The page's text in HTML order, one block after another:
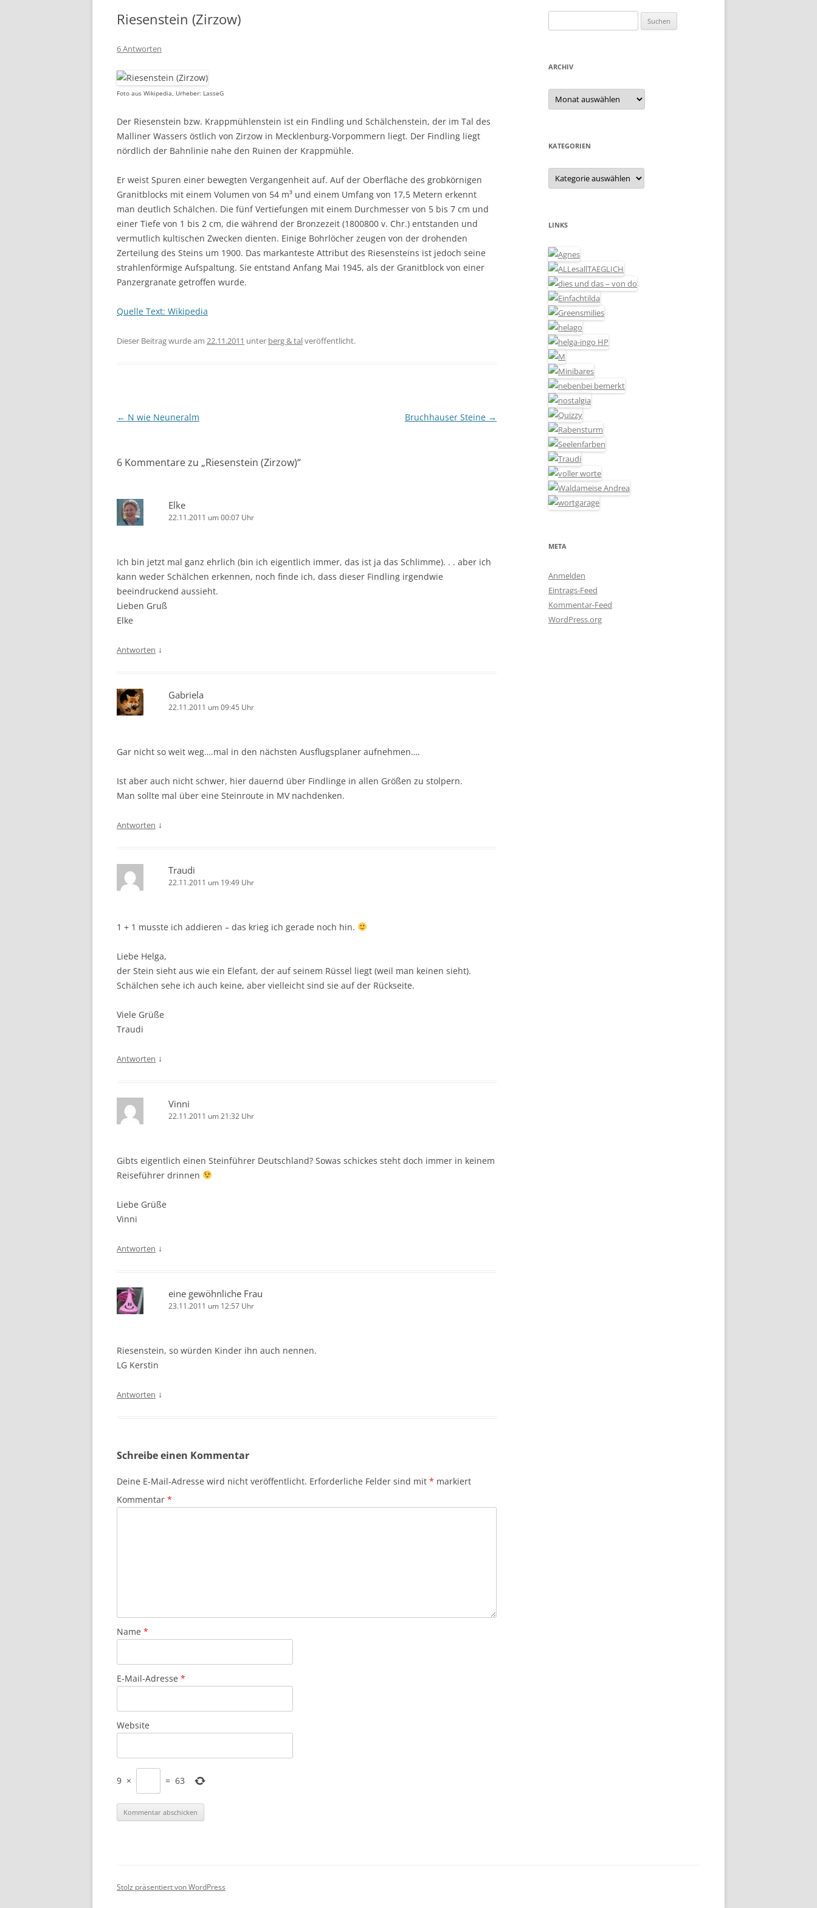
Riesenstein (Zirzow)
6 Antworten
Foto aus Wikipedia, Urheber: LasseG
Der Riesenstein bzw. Krappmühlenstein ist ein Findling und Schälchenstein, der im Tal des
Malliner Wassers östlich von Zirzow in Mecklenburg-Vorpommern liegt. Der Findling liegt
nördlich der Bahnlinie nahe den Ruinen der Krappmühle.
Er weist Spuren einer bewegten Vergangenheit auf. Auf der Oberfläche des grobkörnigen
Granitblocks mit einem Volumen von 54 m³ und einem Umfang von 17,5 Metern erkennt
man deutlich Schälchen. Die fünf Vertiefungen mit einem Durchmesser von 5 bis 7 cm und
einer Tiefe von 1 bis 2 cm, die während der Bronzezeit (1800800 v. Chr.) entstanden und
vermutlich kultischen Zwecken dienten. Einige Bohrlöcher zeugen von der drohenden
Zerteilung des Steins um 1900. Das markanteste Attribut des Riesensteins ist jedoch seine
strahlenförmige Aufspaltung. Sie entstand Anfang Mai 1945, als der Granitblock von einer
Panzergranate getroffen wurde.
Quelle Text: Wikipedia
Dieser Beitrag wurde am 22.11.2011 unter berg & talveröffentlicht.
Beitragsnavigation
← N wie Neuneralm Bruchhauser Steine →
6 Kommentare zu „Riesenstein (Zirzow)“
Elke
22.11.2011 um 00:07 Uhr
Ich bin jetzt mal ganz ehrlich (bin ich eigentlich immer, das ist ja das Schlimme). . . aber ich
kann weder Schälchen erkennen, noch finde ich, dass dieser Findling irgendwie
beeindruckend aussieht.
Lieben Gruß
Elke
Antworten ↓
Gabriela
22.11.2011 um 09:45 Uhr
Gar nicht so weit weg….mal in den nächsten Ausflugsplaner aufnehmen….
Ist aber auch nicht schwer, hier dauernd über Findlinge in allen Größen zu stolpern.
Man sollte mal über eine Steinroute in MV nachdenken.
Antworten ↓
Traudi
22.11.2011 um 19:49 Uhr
1 + 1 musste ich addieren – das krieg ich gerade noch hin.
Liebe Helga,
der Stein sieht aus wie ein Elefant, der auf seinem Rüssel liegt (weil man keinen sieht).
Schälchen sehe ich auch keine, aber vielleicht sind sie auf der Rückseite.
Viele Grüße
Traudi
Antworten ↓
Vinni
22.11.2011 um 21:32 Uhr
Gibts eigentlich einen Steinführer Deutschland? Sowas schickes steht doch immer in keinem
Reiseführer drinnen
Liebe Grüße
Vinni
Antworten ↓
eine gewöhnliche Frau
23.11.2011 um 12:57 Uhr
Riesenstein, so würden Kinder ihn auch nennen.
LG Kerstin
Antworten ↓
Schreibe einen Kommentar
Deine E-Mail-Adresse wird nicht veröffentlicht. Erforderliche Felder sind mit * markiert
Kommentar *
Name *
E-Mail-Adresse *
Website
9 × = 63
nach:
ARCHIV
Archiv
KATEGORIEN
Kategorien
LINKS
META
Anmelden
Eintrags-Feed
Kommentar-Feed
WordPress.org
Stolz präsentiert von WordPress